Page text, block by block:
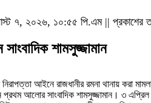
৭, ২০২৬, ১০:৫৫ পি.এম ||
শামসুজ্জামান
আইনে রাজধানীর রমনা থানায় করা
প্রথম আলোর সাংবাদিক শামসুজ্জামান। ৩ এপ্রিল
সংবাদ প্রকাশিত করা হয়েছে। যার বক্তব্য
সরকারের ভালোটা তাদের চোখে পড়ে না। গত